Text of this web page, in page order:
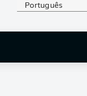
Português